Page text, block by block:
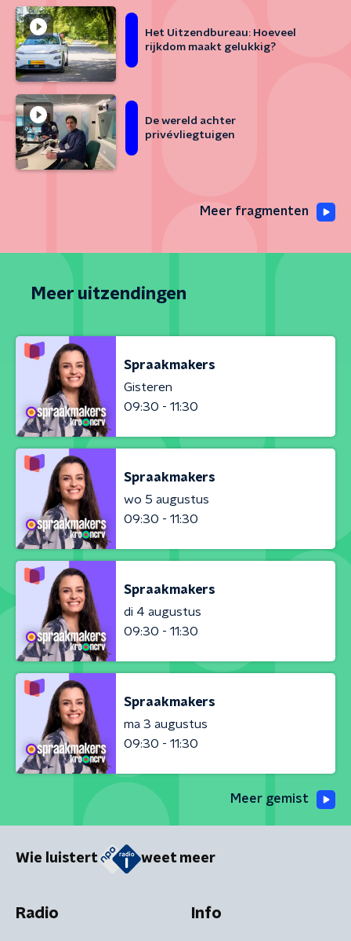
Het Uitzendbureau: Hoeveel
rijkdom maakt gelukkig?
De wereld achter
privévliegtuigen
Meer fragmenten
Meer uitzendingen
Spraakmakers
Gisteren
09:30 - 11:30
Spraakmakers
wo 5 augustus
09:30 - 11:30
Spraakmakers
di 4 augustus
09:30 - 11:30
Spraakmakers
ma 3 augustus
09:30 - 11:30
Meer gemist
Wie luistert weet meer
Radio Info